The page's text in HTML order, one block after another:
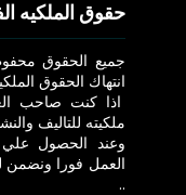
حقوق الملكيه
جميع الحقوق
انتهاك الحقوق
اذا كنت صاحب
ملكيته للتاليف
وعند الحصول
العمل فورا
..